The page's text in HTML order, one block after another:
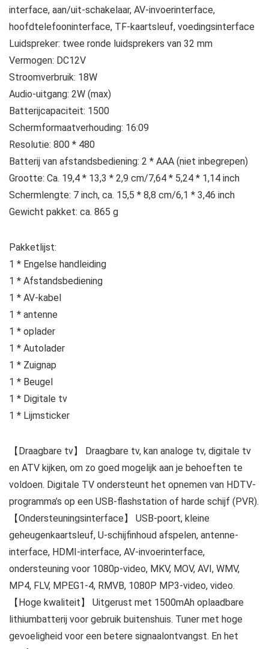
interface, aan/uit-schakelaar, AV-invoerinterface,
hoofdtelefooninterface, TF-kaartsleuf, voedingsinterface
Luidspreker: twee ronde luidsprekers van 32 mm
Vermogen: DC12V
Stroomverbruik: 18W
Audio-uitgang: 2W (max)
Batterijcapaciteit: 1500
Schermformaatverhouding: 16:09
Resolutie: 800 * 480
Batterij van afstandsbediening: 2 * AAA (niet inbegrepen)
Grootte: Ca. 19,4 * 13,3 * 2,9 cm/7,64 * 5,24 * 1,14 inch
Schermlengte: 7 inch, ca. 15,5 * 8,8 cm/6,1 * 3,46 inch
Gewicht pakket: ca. 865 g
Pakketlijst:
1 * Engelse handleiding
1 * Afstandsbediening
1 * AV-kabel
1 * antenne
1 * oplader
1 * Autolader
1 * Zuignap
1 * Beugel
1 * Digitale tv
1 * Lijmsticker
【Draagbare tv】 Draagbare tv, kan analoge tv, digitale tv
en ATV kijken, om zo goed mogelijk aan je behoeften te
voldoen. Digitale TV ondersteunt het opnemen van HDTV-
programma’s op een USB-flashstation of harde schijf (PVR).
【Ondersteuningsinterface】 USB-poort, kleine
geheugenkaartsleuf, U-schijfinhoud afspelen, antenne-
interface, HDMI-interface, AV-invoerinterface,
ondersteuning voor 1080p-video, MKV, MOV, AVI, WMV,
MP4, FLV, MPEG1-4, RMVB, 1080P MP3-video, video.
【Hoge kwaliteit】 Uitgerust met 1500mAh oplaadbare
lithiumbatterij voor gebruik buitenshuis. Tuner met hoge
gevoeligheid voor een betere signaalontvangst. En het